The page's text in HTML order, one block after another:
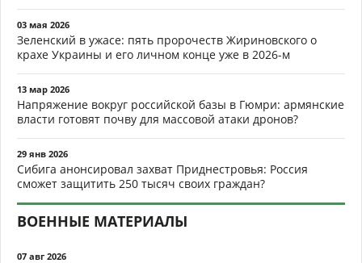
03 мая 2026
Зеленский в ужасе: пять пророчеств Жириновского о
крахе Украины и его личном конце уже в 2026-м
13 мар 2026
Напряжение вокруг российской базы в Гюмри: армянские
власти готовят почву для массовой атаки дронов?
29 янв 2026
Сибига анонсировал захват Приднестровья: Россия
сможет защитить 250 тысяч своих граждан?
ВОЕННЫЕ МАТЕРИАЛЫ
07 авг 2026